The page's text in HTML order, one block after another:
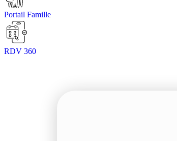
Portail Famille
RDV 360